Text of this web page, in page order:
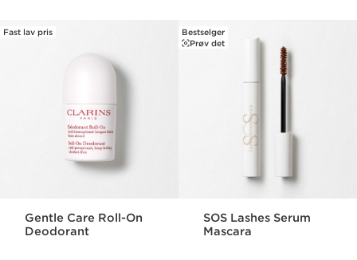
Fast lav pris
Gentle Care Roll-On
Deodorant
Bestselger
Prøv det
SOS Lashes Serum
Mascara